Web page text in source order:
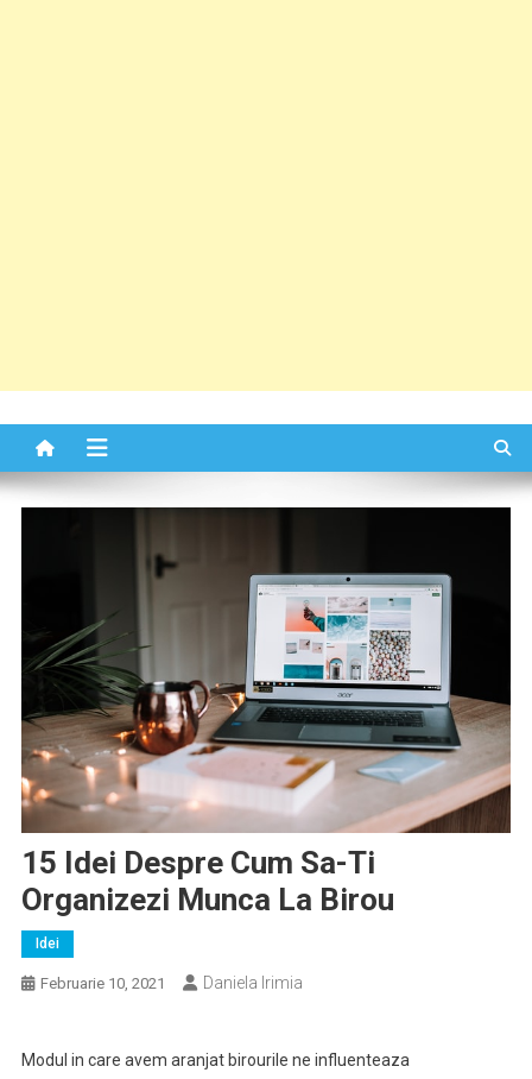
15 Idei Despre Cum Sa-Ti
Organizezi Munca La Birou
Idei
Februarie 10, 2021 Daniela Irimia
Modul in care avem aranjat birourile ne influenteaza